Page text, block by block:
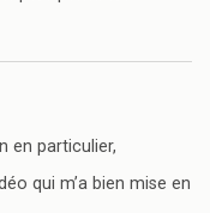
en particulier,
qui m’a bien mise en